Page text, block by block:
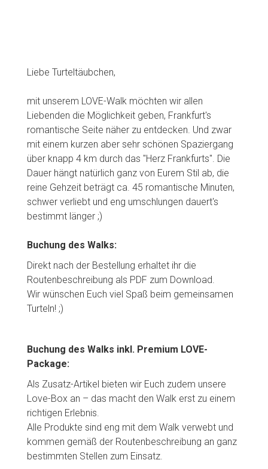
Liebe Turteltäubchen,
mit unserem LOVE-Walk möchten wir allen
Liebenden die Möglichkeit geben, Frankfurt's
romantische Seite näher zu entdecken. Und zwar
mit einem kurzen aber sehr schönen Spaziergang
über knapp 4 km durch das "Herz Frankfurts". Die
Dauer hängt natürlich ganz von Eurem Stil ab, die
reine Gehzeit beträgt ca. 45 romantische Minuten,
schwer verliebt und eng umschlungen dauert's
bestimmt länger ;)
Buchung des Walks:
Direkt nach der Bestellung erhaltet ihr die
Routenbeschreibung als PDF zum Download.
Wir wünschen Euch viel Spaß beim gemeinsamen
Turteln! ;)
Buchung des Walks inkl. Premium LOVE-
Package:
Als Zusatz-Artikel bieten wir Euch zudem unsere
Love-Box an – das macht den Walk erst zu einem
richtigen Erlebnis.
Alle Produkte sind eng mit dem Walk verwebt und
kommen gemäß der Routenbeschreibung an ganz
bestimmten Stellen zum Einsatz.